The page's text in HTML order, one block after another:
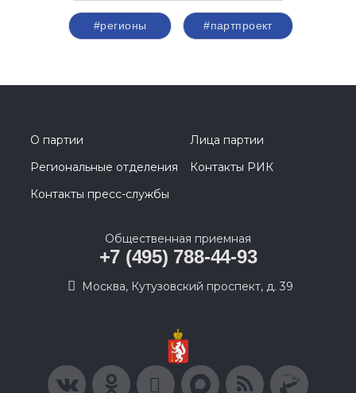
#регионы #партпроект
О партии
Лица партии
Региональные отделения
Контакты РИК
Контакты пресс-службы
Общественная приемная
+7 (495) 788-44-93
Москва, Кутузовский проспект, д. 39